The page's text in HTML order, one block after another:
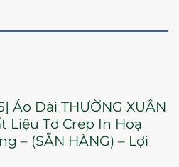
Áo Dài THƯỜNG XUÂN
Liệu Tơ Crep In Hoạ
– (SẴN HÀNG) – Lợi